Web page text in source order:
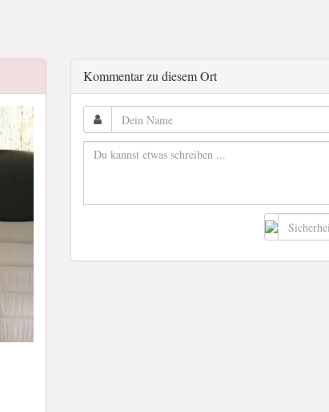
Kommentar zu diesem Ort